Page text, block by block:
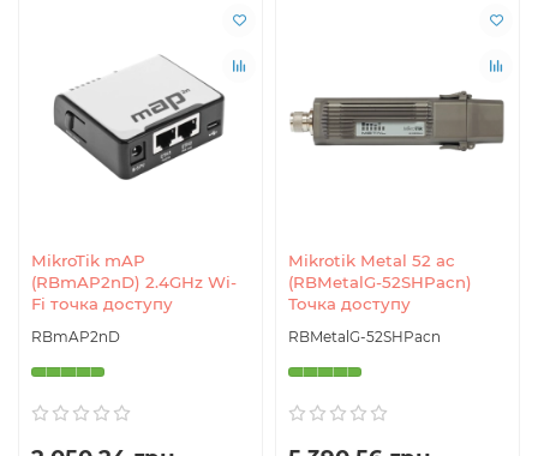
MikroTik mAP
(RBmAP2nD) 2.4GHz Wi-
Fi точка доступу
RBmAP2nD
Mikrotik Metal 52 ac
(RBMetalG-52SHPacn)
Точка доступу
RBMetalG-52SHPacn